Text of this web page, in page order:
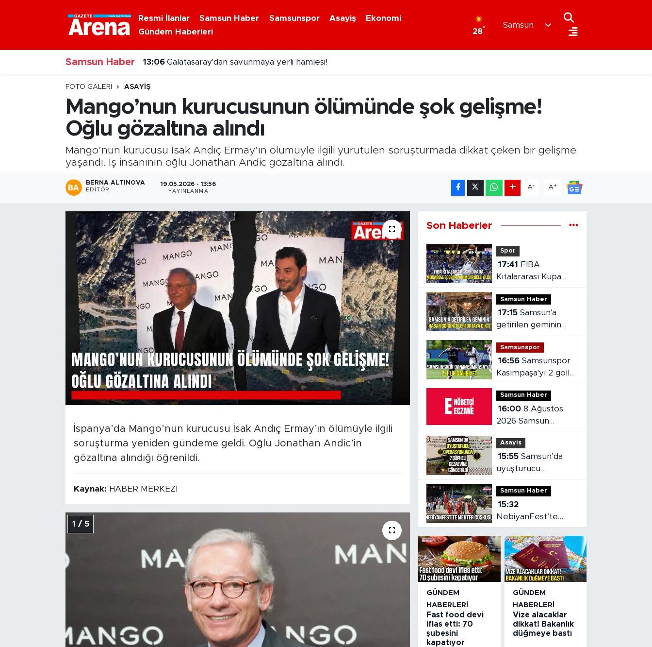
Resmi İlanlar Samsun Haber Samsunspor Asayiş
Ekonomi
Gündem Haberleri
28°
Samsun
Samsun Haber 12:56 İlke Özyüksel Mihrioğlu Avrupa şampiyonu oldu
FOTO GALERI ASAYIŞ
Mango’nun kurucusunun ölümünde şok gelişme!
Oğlu gözaltına alındı
Mango’nun kurucusu İsak Andıç Ermay’ın ölümüyle ilgili yürütülen soruşturmada dikkat çeken bir gelişme
yaşandı. İş insanının oğlu Jonathan Andic gözaltına alındı.
BERNA ALTINOVA
EDITÖR
19.05.2026 - 13:56
YAYINLANMA
A- A+
İspanya’da Mango’nun kurucusu İsak Andıç Ermay’ın ölümüyle ilgili
soruşturma yeniden gündeme geldi. Oğlu Jonathan Andic’in
gözaltına alındığı öğrenildi.
Kaynak: HABER MERKEZİ
1 / 5
Son Haberler
Spor
17:41
Kıtalararası Kupa
2026’da mücadele
edecek takımlar
belli oldu
Samsun Haber
17:15 Samsun'a
getirilen geminin
hasarı ortaya çıktı
Samsunspor
16:56 Samsunspor
Kasımpaşa'yı 2 golle
mağlup etti
Samsun Haber
16:00 8 Ağustos
2026 Samsun
nöbetçi eczaneler
Asayiş
15:55 Samsun’da
uyuşturucu
operasyonunda 7
şüpheli cezaevine
gönderildi
Samsun Haber
15:32
NebiyanFest’te
mehter coşkusu,
spor heyecanı
GÜNDEM
HABERLERI
Fast food devi
iflas etti: 70
şubesini
kapatıyor
GÜNDEM
HABERLERI
Vize alacaklar
dikkat! Bakanlık
düğmeye bastı
Nöbetçi Eczaneler
Hava Durumu
Samsun Namaz Vakitleri
Trafik Durumu
Süper Lig Puan Durumu ve Fikstür
Tüm Manşetler
Son Dakika Haberleri
Haber Arşivi